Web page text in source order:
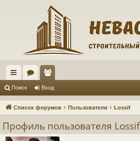
с
ы
и
ум
ол
ьз
ат
Поиск Вход
Список форумов Пользователи Lossif
Профиль пользователя Lossif